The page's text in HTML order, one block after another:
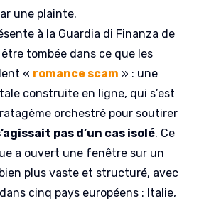
une plainte.
à la Guardia di Finanza de
tombée dans ce que les
« romance scam » : une
construite en ligne, qui s’est
orchestré pour soutirer
pas d’un cas isolé. Ce
a ouvert une fenêtre sur un
plus vaste et structuré, avec
cinq pays européens : Italie,